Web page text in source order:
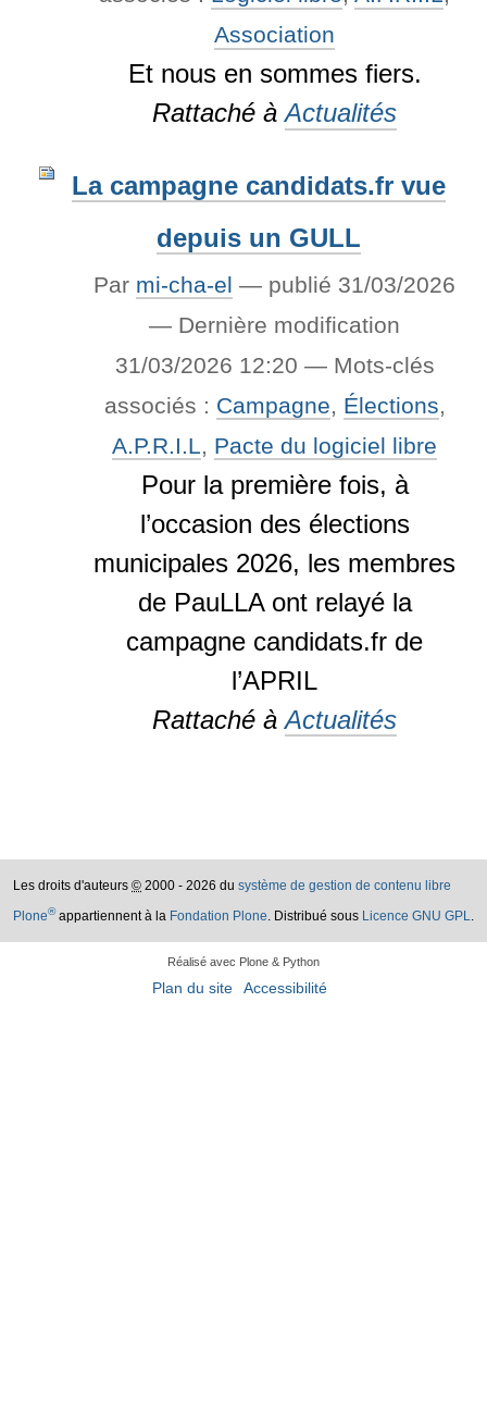
Association
Et nous en sommes fiers.
Rattaché à Actualités
La campagne candidats.fr vue
depuis un GULL
Par mi-cha-el — publié 31/03/2026
— Dernière modification
31/03/2026 12:20 — Mots-clés
associés : Campagne, Élections,
A.P.R.I.L, Pacte du logiciel libre
Pour la première fois, à
l’occasion des élections
municipales 2026, les membres
de PauLLA ont relayé la
campagne candidats.fr de
l’APRIL
Rattaché à Actualités
Les droits d'auteurs © 2000 - 2026 du système de gestion de contenu libre
Plone®appartiennent à la Fondation Plone. Distribué sous Licence GNU GPL.
Réalisé avec Plone & Python
Plan du site Accessibilité